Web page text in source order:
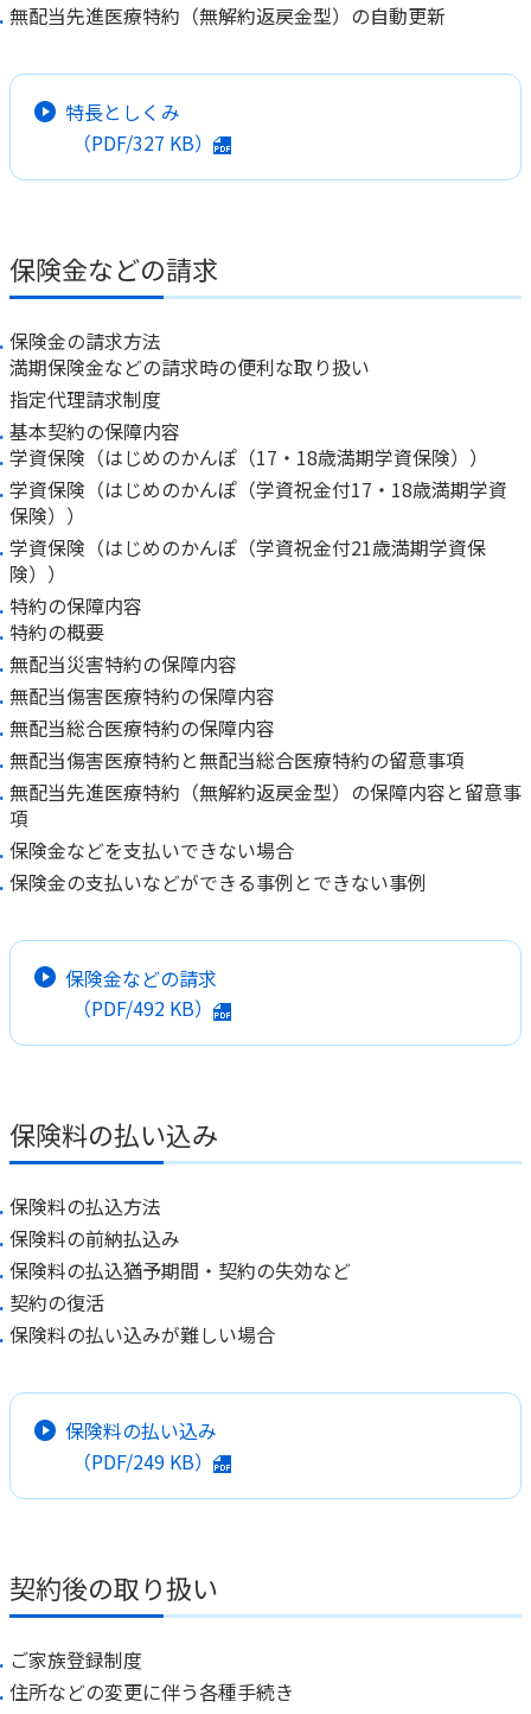
無配当先進医療特約（無解約返戻金型）の自動更新
特長としくみ
（PDF/327 KB）
保険金などの請求
保険金の請求方法
満期保険金などの請求時の便利な取り扱い
指定代理請求制度
基本契約の保障内容
学資保険（はじめのかんぽ（17・18歳満期学資保険））
学資保険（はじめのかんぽ（学資祝金付17・18歳満期学資
保険））
学資保険（はじめのかんぽ（学資祝金付21歳満期学資保
険））
特約の保障内容
特約の概要
無配当災害特約の保障内容
無配当傷害医療特約の保障内容
無配当総合医療特約の保障内容
無配当傷害医療特約と無配当総合医療特約の留意事項
無配当先進医療特約（無解約返戻金型）の保障内容と留意事
項
保険金などを支払いできない場合
保険金の支払いなどができる事例とできない事例
保険金などの請求
（PDF/492 KB）
保険料の払い込み
保険料の払込方法
保険料の前納払込み
保険料の払込猶予期間・契約の失効など
契約の復活
保険料の払い込みが難しい場合
保険料の払い込み
（PDF/249 KB）
契約後の取り扱い
ご家族登録制度
住所などの変更に伴う各種手続き